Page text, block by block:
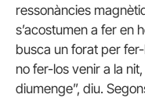
ressonàncies
s’acostumen a fer en
busca un forat per
no fer-los venir a la
diumenge”, diu.